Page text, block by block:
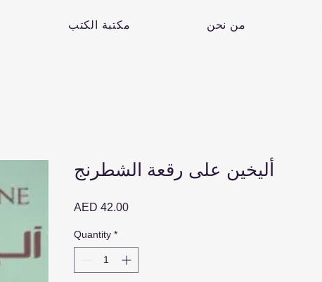
مكتبة الكتب من نحن
أليخين على رقعة الشطرنج
AED 42.00Price
Quantity *